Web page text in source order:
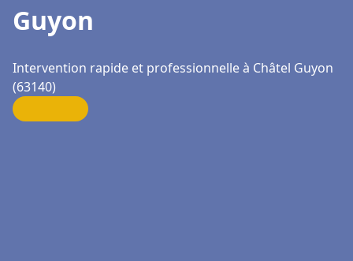
Guyon
Intervention rapide et professionnelle à Châtel Guyon
(63140)